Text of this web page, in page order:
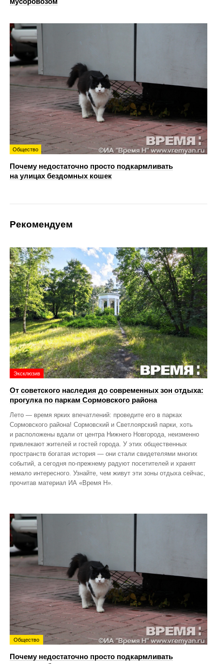
Общество
Почему недостаточно просто подкармливать
на улицах бездомных кошек
Рекомендуем
Эксклюзив
От советского наследия до современных зон отдыха:
прогулка по паркам Сормовского района
Лето — время ярких впечатлений: проведите его в парках
Сормовского района! Сормовский и Светлоярский парки, хоть
и расположены вдали от центра Нижнего Новгорода, неизменно
привлекают жителей и гостей города. У этих общественных
пространств богатая история — они стали свидетелями многих
событий, а сегодня по‑прежнему радуют посетителей и хранят
немало интересного. Узнайте, чем живут эти зоны отдыха сейчас,
прочитав материал ИА «Время Н».
Общество
Почему недостаточно просто подкармливать